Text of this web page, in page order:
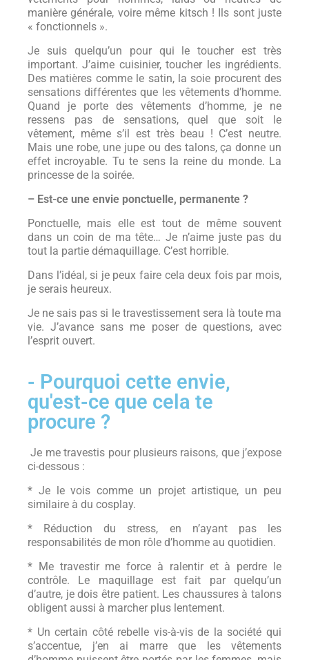
manière générale, voire même kitsch ! Ils sont juste
« fonctionnels ».
Je suis quelqu’un pour qui le toucher est très
important. J’aime cuisinier, toucher les ingrédients.
Des matières comme le satin, la soie procurent des
sensations différentes que les vêtements d’homme.
Quand je porte des vêtements d’homme, je ne
ressens pas de sensations, quel que soit le
vêtement, même s’il est très beau ! C’est neutre.
Mais une robe, une jupe ou des talons, ça donne un
effet incroyable. Tu te sens la reine du monde. La
princesse de la soirée.
– Est-ce une envie ponctuelle, permanente ?
Ponctuelle, mais elle est tout de même souvent
dans un coin de ma tête… Je n’aime juste pas du
tout la partie démaquillage. C’est horrible.
Dans l’idéal, si je peux faire cela deux fois par mois,
je serais heureux.
Je ne sais pas si le travestissement sera là toute ma
vie. J’avance sans me poser de questions, avec
l’esprit ouvert.
- Pourquoi cette envie,
qu'est-ce que cela te
procure ?
Je me travestis pour plusieurs raisons, que j’expose
ci-dessous :
* Je le vois comme un projet artistique, un peu
similaire à du cosplay.
* Réduction du stress, en n’ayant pas les
responsabilités de mon rôle d’homme au quotidien.
* Me travestir me force à ralentir et à perdre le
contrôle. Le maquillage est fait par quelqu’un
d’autre, je dois être patient. Les chaussures à talons
obligent aussi à marcher plus lentement.
* Un certain côté rebelle vis-à-vis de la société qui
s’accentue, j’en ai marre que les vêtements